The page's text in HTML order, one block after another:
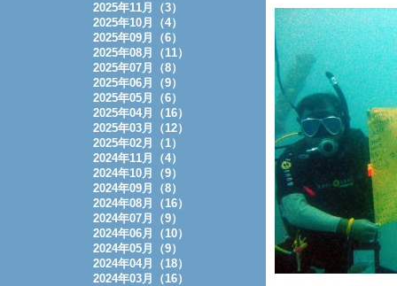
2025年11月（3）
2025年10月（4）
2025年09月（6）
2025年08月（11）
2025年07月（8）
2025年06月（9）
2025年05月（6）
2025年04月（16）
2025年03月（12）
2025年02月（1）
2024年11月（4）
2024年10月（9）
2024年09月（8）
2024年08月（16）
2024年07月（9）
2024年06月（10）
2024年05月（9）
2024年04月（18）
2024年03月（16）